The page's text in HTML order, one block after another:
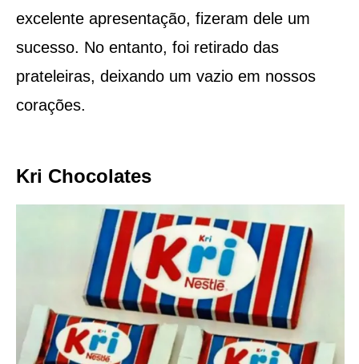
excelente apresentação, fizeram dele um
sucesso. No entanto, foi retirado das
prateleiras, deixando um vazio em nossos
corações.
Kri Chocolates